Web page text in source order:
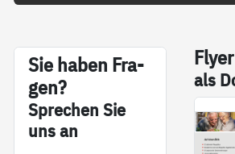
Sie ha­ben Fra­
gen?
Sp­re­chen Sie
uns an
Fly­er
als